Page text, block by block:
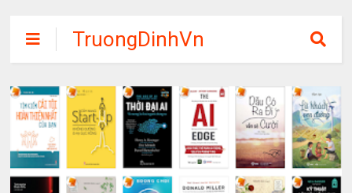
TruongDinhVn
Chia sẽ ebook,
các khóa học,
phần mềm học
tập miễn phí